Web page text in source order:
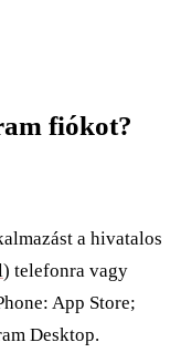
fiókot?
a hivatalos
) telefonra vagy
App Store;
Desktop.